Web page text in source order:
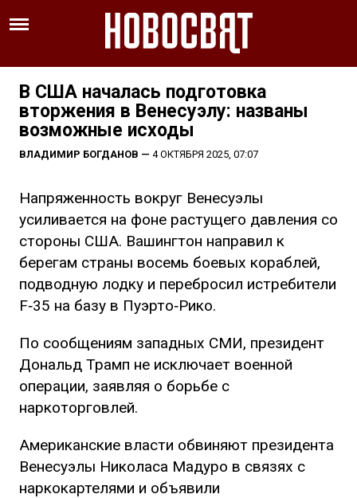
В США началась подготовка
вторжения в Венесуэлу: названы
возможные исходы
ВЛАДИМИР БОГДАНОВ — 4 ОКТЯБРЯ 2025, 07:07
Напряженность вокруг Венесуэлы
усиливается на фоне растущего давления со
стороны США. Вашингтон направил к
берегам страны восемь боевых кораблей,
подводную лодку и перебросил истребители
F‑35 на базу в Пуэрто‑Рико.
По сообщениям западных СМИ, президент
Дональд Трамп не исключает военной
операции, заявляя о борьбе с
наркоторговлей.
Американские власти обвиняют президента
Венесуэлы Николаса Мадуро в связях с
наркокартелями и объявили